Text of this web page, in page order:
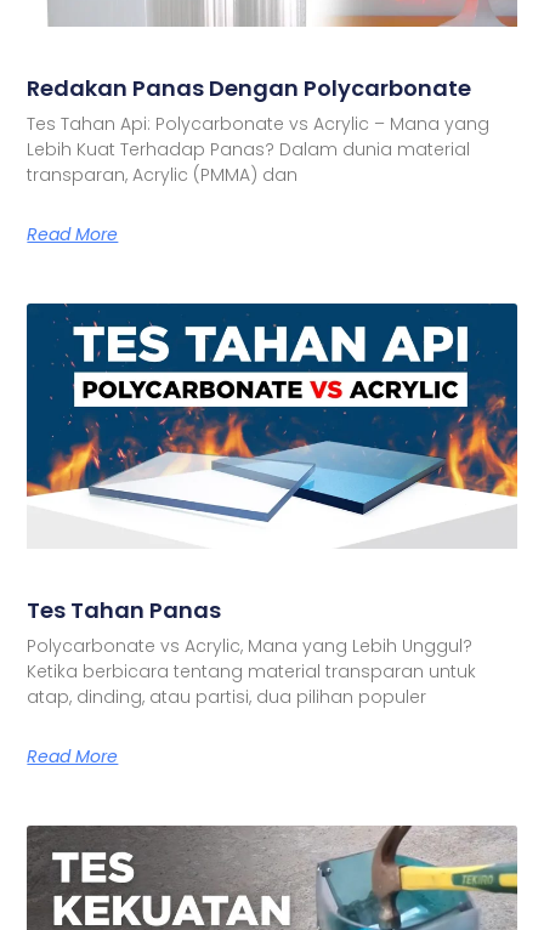
Redakan Panas Dengan Polycarbonate
Tes Tahan Api: Polycarbonate vs Acrylic – Mana yang
Lebih Kuat Terhadap Panas? Dalam dunia material
transparan, Acrylic (PMMA) dan
Read More
Tes Tahan Panas
Polycarbonate vs Acrylic, Mana yang Lebih Unggul?
Ketika berbicara tentang material transparan untuk
atap, dinding, atau partisi, dua pilihan populer
Read More